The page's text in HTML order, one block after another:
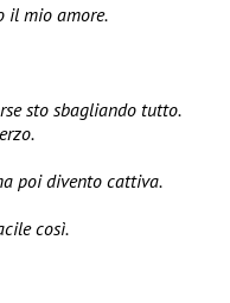
il mio amore.
sto sbagliando tutto.
poi divento cattiva.
così.